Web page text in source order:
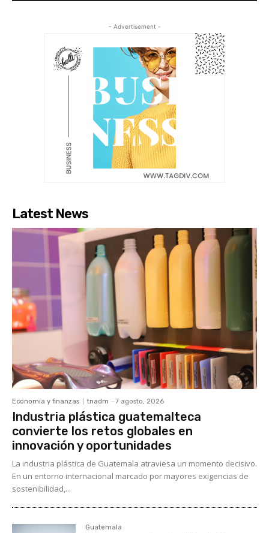
- Advertisement -
Latest News
Economía y finanzas tnadm - 7 agosto, 2026
Industria plástica guatemalteca
convierte los retos globales en
innovación y oportunidades
La industria plástica de Guatemala atraviesa un momento decisivo.
En un entorno internacional marcado por mayores exigencias de
sostenibilidad,...
Guatemala